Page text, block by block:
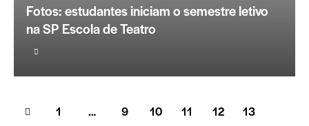
Fotos: estudantes iniciam o semestre letivo
na SP Escola de Teatro
1 … 9 10 11 12
13